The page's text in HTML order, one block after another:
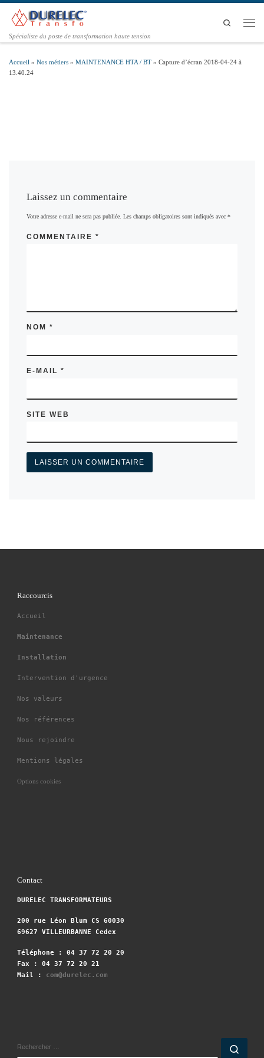
Passer au contenu
Spécialiste du poste de transformation haute tension
Search
Accueil » Nos métiers » MAINTENANCE HTA / BT » Capture d’écran 2018-04-24 à
13.40.24
Laissez un commentaire
Votre adresse e-mail ne sera pas publiée. Les champs obligatoires sont indiqués avec *
COMMENTAIRE *
NOM *
E-MAIL *
SITE WEB
Raccourcis
Accueil
Maintenance
Installation
Intervention d'urgence
Nos valeurs
Nos références
Nous rejoindre
Mentions légales
Options cookies
Contact
DURELEC TRANSFORMATEURS
200 rue Léon Blum CS 60030
69627 VILLEURBANNE Cedex
Téléphone : 04 37 72 20 20
Fax : 04 37 72 20 21
Mail :
com@durelec.com
RECHERCHER